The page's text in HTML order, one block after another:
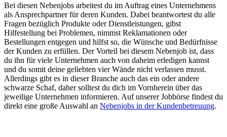
Bei diesen Nebenjobs arbeitest du im Auftrag eines Unternehmens
als Ansprechpartner für deren Kunden. Dabei beantwortest du alle
Fragen bezüglich Produkte oder Dienstleistungen, gibst
Hilfestellung bei Problemen, nimmst Reklamationen oder
Bestellungen entgegen und hilfst so, die Wünsche und Bedürfnisse
der Kunden zu erfüllen. Der Vorteil bei diesem Nebenjob ist, dass
du ihn für viele Unternehmen auch von daheim erledigen kannst
und du somit deine geliebten vier Wände nicht verlassen musst.
Allerdings gibt es in dieser Branche auch das ein oder andere
schwarze Schaf, daher solltest du dich im Vornherein über das
jeweilige Unternehmen informieren. Auf unserer Jobbörse findest du
direkt eine große Auswahl an Nebenjobs in der Kundenbetreuung.